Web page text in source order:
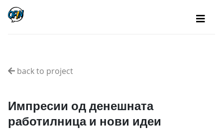
back to project
Импресии од денешната
работилница и нови идеи